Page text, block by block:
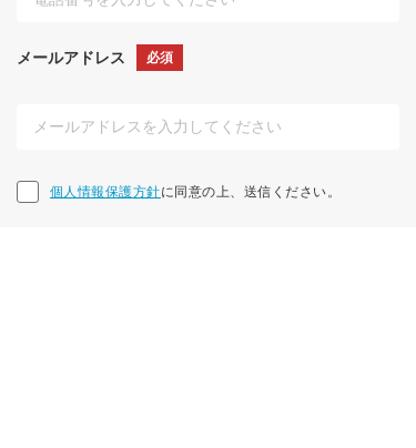
メールアドレス 必須
個人情報保護方針に同意の上、送信ください。
個人情報保護方針に同意の上、送信ください。